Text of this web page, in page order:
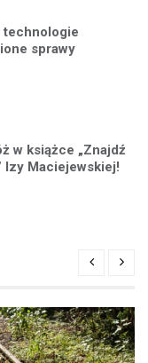
technologie
sprawy
w książce „Znajdź
Izy Maciejewskiej!